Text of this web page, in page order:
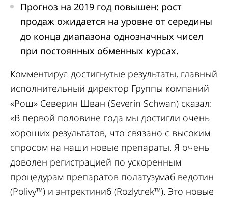
Прогноз на 2019 год повышен: рост
продаж ожидается на уровне от середины
до конца диапазона однозначных чисел
при постоянных обменных курсах.
Комментируя достигнутые результаты, главный
исполнительный директор Группы компаний
«Рош» Северин Шван (Severin Schwan) сказал:
«В первой половине года мы достигли очень
хороших результатов, что связано с высоким
спросом на наши новые препараты. Я очень
доволен регистрацией по ускоренным
процедурам препаратов полатузумаб ведотин
(Polivy™) и энтректиниб (Rozlytrek™). Это новые